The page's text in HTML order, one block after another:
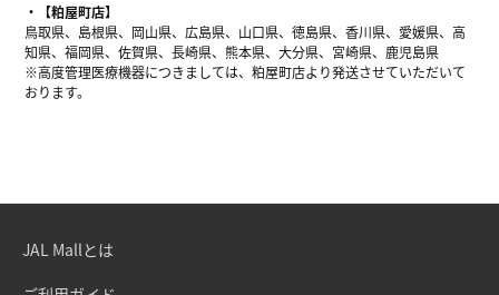
【粕屋町店】
鳥取県、島根県、岡山県、広島県、山口県、徳島県、香川県、愛媛県、高
知県、福岡県、佐賀県、長崎県、熊本県、大分県、宮崎県、鹿児島県
※高度管理医療機器につきましては、粕屋町店より発送させていただいて
おります。
JAL Mallとは